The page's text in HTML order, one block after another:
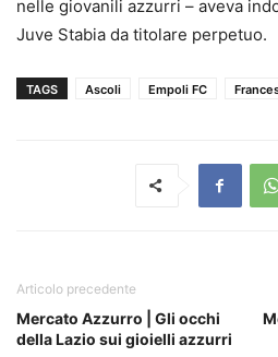
nelle giovanili azzurri – aveva
Juve Stabia da titolare perpetuo.
TAGS Ascoli Empoli FC
Articolo precedente
Mercato Azzurro | Gli occhi
della Lazio sui gioielli azzurri